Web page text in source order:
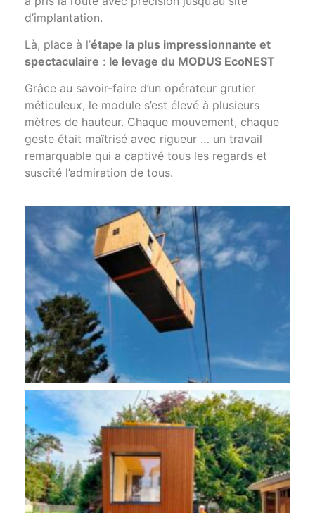
d’implantation.
Là, place à l’étape la plus impressionnante et
spectaculaire : le levage du MODUS EcoNEST
Grâce au savoir-faire d’un opérateur grutier
méticuleux, le module s’est élevé à plusieurs
mètres de hauteur. Chaque mouvement, chaque
geste était maîtrisé avec rigueur … un travail
remarquable qui a captivé tous les regards et
suscité l’admiration de tous.